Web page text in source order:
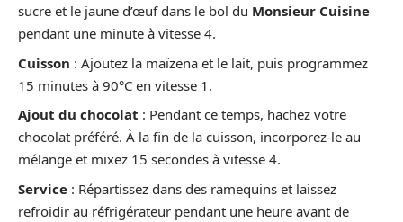
sucre et le jaune d’œuf dans le bol du Monsieur Cuisine
pendant une minute à vitesse 4.
Cuisson : Ajoutez la maïzena et le lait, puis programmez
15 minutes à 90°C en vitesse 1.
Ajout du chocolat : Pendant ce temps, hachez votre
chocolat préféré. À la fin de la cuisson, incorporez-le au
mélange et mixez 15 secondes à vitesse 4.
Service : Répartissez dans des ramequins et laissez
refroidir au réfrigérateur pendant une heure avant de